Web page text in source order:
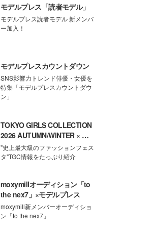
モデルプレス「読者モデル」
モデルプレス読者モデル 新メンバ
ー加入！
モデルプレスカウントダウン
SNS影響力トレンド俳優・女優を
特集「モデルプレスカウントダウ
ン」
TOKYO GIRLS COLLECTION
2026 AUTUMN/WINTER × モ
デルプレス
"史上最大級のファッションフェス
タ"TGC情報をたっぷり紹介
moxymillオーディション「to
the nex7」×モデルプレス
moxymill新メンバーオーディショ
ン「to the nex7」